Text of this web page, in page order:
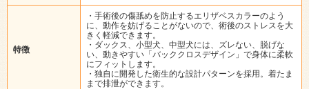
特徴
・手術後の傷舐めを防止するエリザベスカラーのよう
に、動作を妨げることがないので、術後のストレスを大
きく軽減できます。
・ダックス、小型犬、中型犬には、ズレない、脱げな
い、動きやすい「バッククロスデザイン」で身体に柔軟
にフィットします。
・独自に開発した衛生的な設計パターンを採用。着たま
まで排泄ができます。